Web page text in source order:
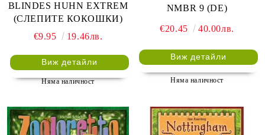
BLINDES HUHN EXTREM
(СЛЕПИТЕ КОКОШКИ)
€9.95
19.46лв.
Виж детайли
Няма наличност
NMBR 9 (DE)
€20.45 40.00лв.
Виж детайли
Няма наличност